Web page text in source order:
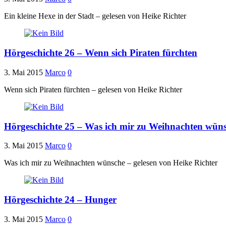
Ein kleine Hexe in der Stadt – gelesen von Heike Richter
Hörgeschichte 26 – Wenn sich Piraten fürchten
3. Mai 2015 Marco 0
Wenn sich Piraten fürchten – gelesen von Heike Richter
Hörgeschichte 25 – Was ich mir zu Weihnachten
3. Mai 2015 Marco 0
Was ich mir zu Weihnachten wünsche – gelesen von Heike Richter
Hörgeschichte 24 – Hunger
3. Mai 2015 Marco 0